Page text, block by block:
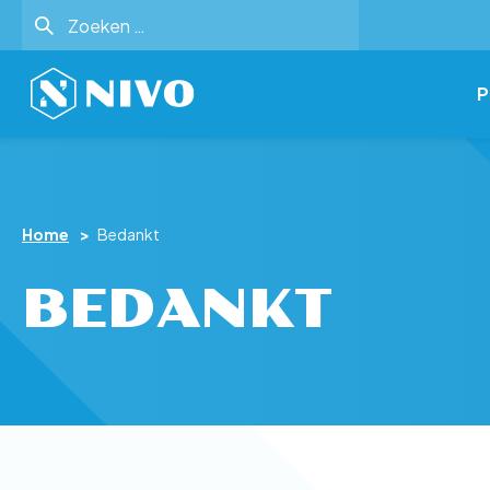
Zoeken
naar:
Home > Bedankt
BEDANKT